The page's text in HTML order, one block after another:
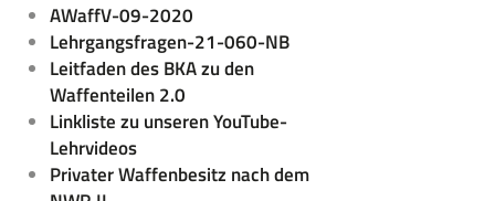
AWaffV-09-2020
Lehrgangsfragen-21-060-NB
Leitfaden des BKA zu den
Waffenteilen 2.0
Linkliste zu unseren YouTube-
Lehrvideos
Privater Waffenbesitz nach dem